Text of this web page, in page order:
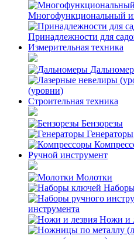
Многофункциональный
Принадлежности для
Измерительная техника
(уровни)
Строительная техника
Бензорезы
Генераторы
Ручной инструмент
Молотки
инструмента
Ножи и